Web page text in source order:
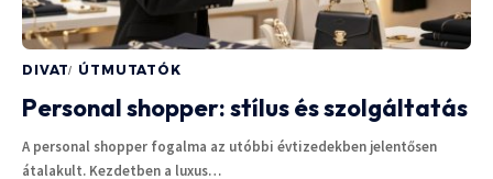
DIVAT ÚTMUTATÓK
Personal shopper: stílus és szolgáltatás
A personal shopper fogalma az utóbbi évtizedekben jelentősen
átalakult. Kezdetben a luxus…